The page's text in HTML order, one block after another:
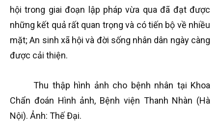
hội trong giai đoạn lập pháp vừa qua đã đạt được
những kết quả rất quan trọng và có tiến bộ về nhiều
mặt; An sinh xã hội và đời sống nhân dân ngày càng
được cải thiện.
Thu thập hình ảnh cho bệnh nhân tại Khoa
Chẩn đoán Hình ảnh, Bệnh viện Thanh Nhàn (Hà
Nội). Ảnh: Thế Đại.